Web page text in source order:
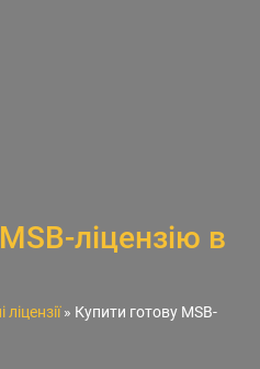
ліцензію в
» Купити готову MSB-